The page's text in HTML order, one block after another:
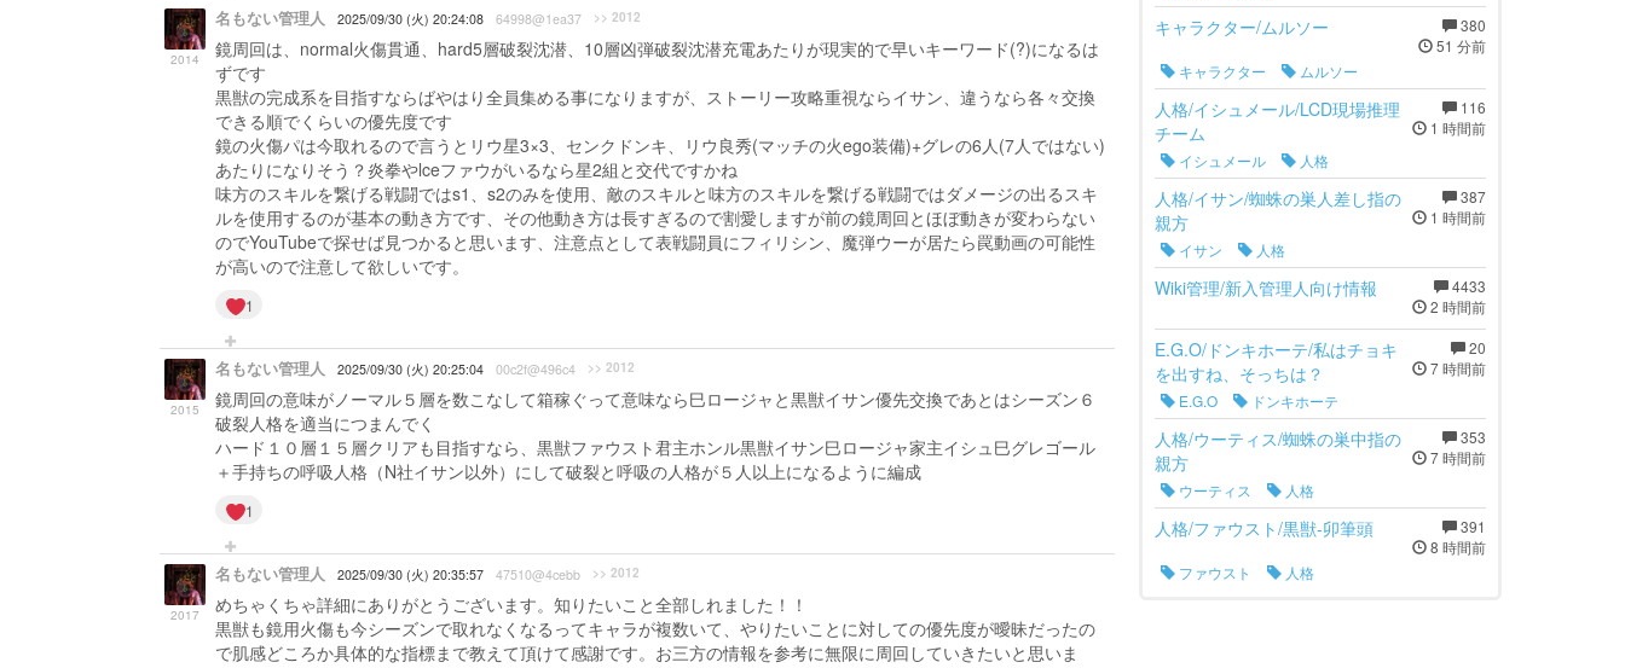
2014
名もない管理人 2025/09/30 (火) 20:24:08 64998@1ea37 >> 2012
鏡周回は、normal火傷貫通、hard5層破裂沈潜、10層凶弾破裂沈潜充電あたりが現実的で早いキーワード(?)になるは
ずです
黒獣の完成系を目指すならばやはり全員集める事になりますが、ストーリー攻略重視ならイサン、違うなら各々交換
できる順でくらいの優先度です
鏡の火傷パは今取れるので言うとリウ星3×3、センクドンキ、リウ良秀(マッチの火ego装備)+グレの6人(7人ではない)
あたりになりそう？炎拳やlceファウがいるなら星2組と交代ですかね
味方のスキルを繋げる戦闘ではs1、s2のみを使用、敵のスキルと味方のスキルを繋げる戦闘ではダメージの出るスキ
ルを使用するのが基本の動き方です、その他動き方は長すぎるので割愛しますが前の鏡周回とほぼ動きが変わらない
のでYouTubeで探せば見つかると思います、注意点として表戦闘員にフィリシン、魔弾ウーが居たら罠動画の可能性
が高いので注意して欲しいです。
1
2015
名もない管理人 2025/09/30 (火) 20:25:04 00c2f@496c4 >> 2012
鏡周回の意味がノーマル５層を数こなして箱稼ぐって意味なら巳ロージャと黒獣イサン優先交換であとはシーズン６
破裂人格を適当につまんでく
ハード１０層１５層クリアも目指すなら、黒獣ファウスト君主ホンル黒獣イサン巳ロージャ家主イシュ巳グレゴール
＋手持ちの呼吸人格（N社イサン以外）にして破裂と呼吸の人格が５人以上になるように編成
1
2017
名もない管理人 2025/09/30 (火) 20:35:57 47510@4cebb >> 2012
めちゃくちゃ詳細にありがとうございます。知りたいこと全部しれました！！
黒獣も鏡用火傷も今シーズンで取れなくなるってキャラが複数いて、やりたいことに対しての優先度が曖昧だったの
で肌感どころか具体的な指標まで教えて頂けて感謝です。お三方の情報を参考に無限に周回していきたいと思いま
380
51 分前
キャラクター/ムルソー
キャラクター
ムルソー
116
1 時間前
人格/イシュメール/LCD現場推理
チーム
イシュメール
人格
387
1 時間前
人格/イサン/蜘蛛の巣人差し指の
親方
イサン
人格
4433
2 時間前
Wiki管理/新入管理人向け情報
20
7 時間前
E.G.O/ドンキホーテ/私はチョキ
を出すね、そっちは？
E.G.O
ドンキホーテ
353
7 時間前
人格/ウーティス/蜘蛛の巣中指の
親方
ウーティス
人格
391
8 時間前
人格/ファウスト/黒獣-卯筆頭
ファウスト 人格